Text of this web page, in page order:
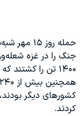
حمله روز
جنگ را در غزه
۱۴۰۰ تن را
کشورهای دیگر
کردند.